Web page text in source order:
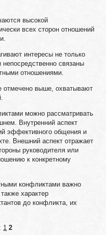
высокой
всех сторон отношений
интересы не только
связаны
отношениями.
отмечено выше, охватывают
можно рассматривать
Внутренний аспект
эффективного общения и
Внешний аспект отражает
руководителя или
к конкретному
конфликтами важно
характер
до конфликта, их
1 2